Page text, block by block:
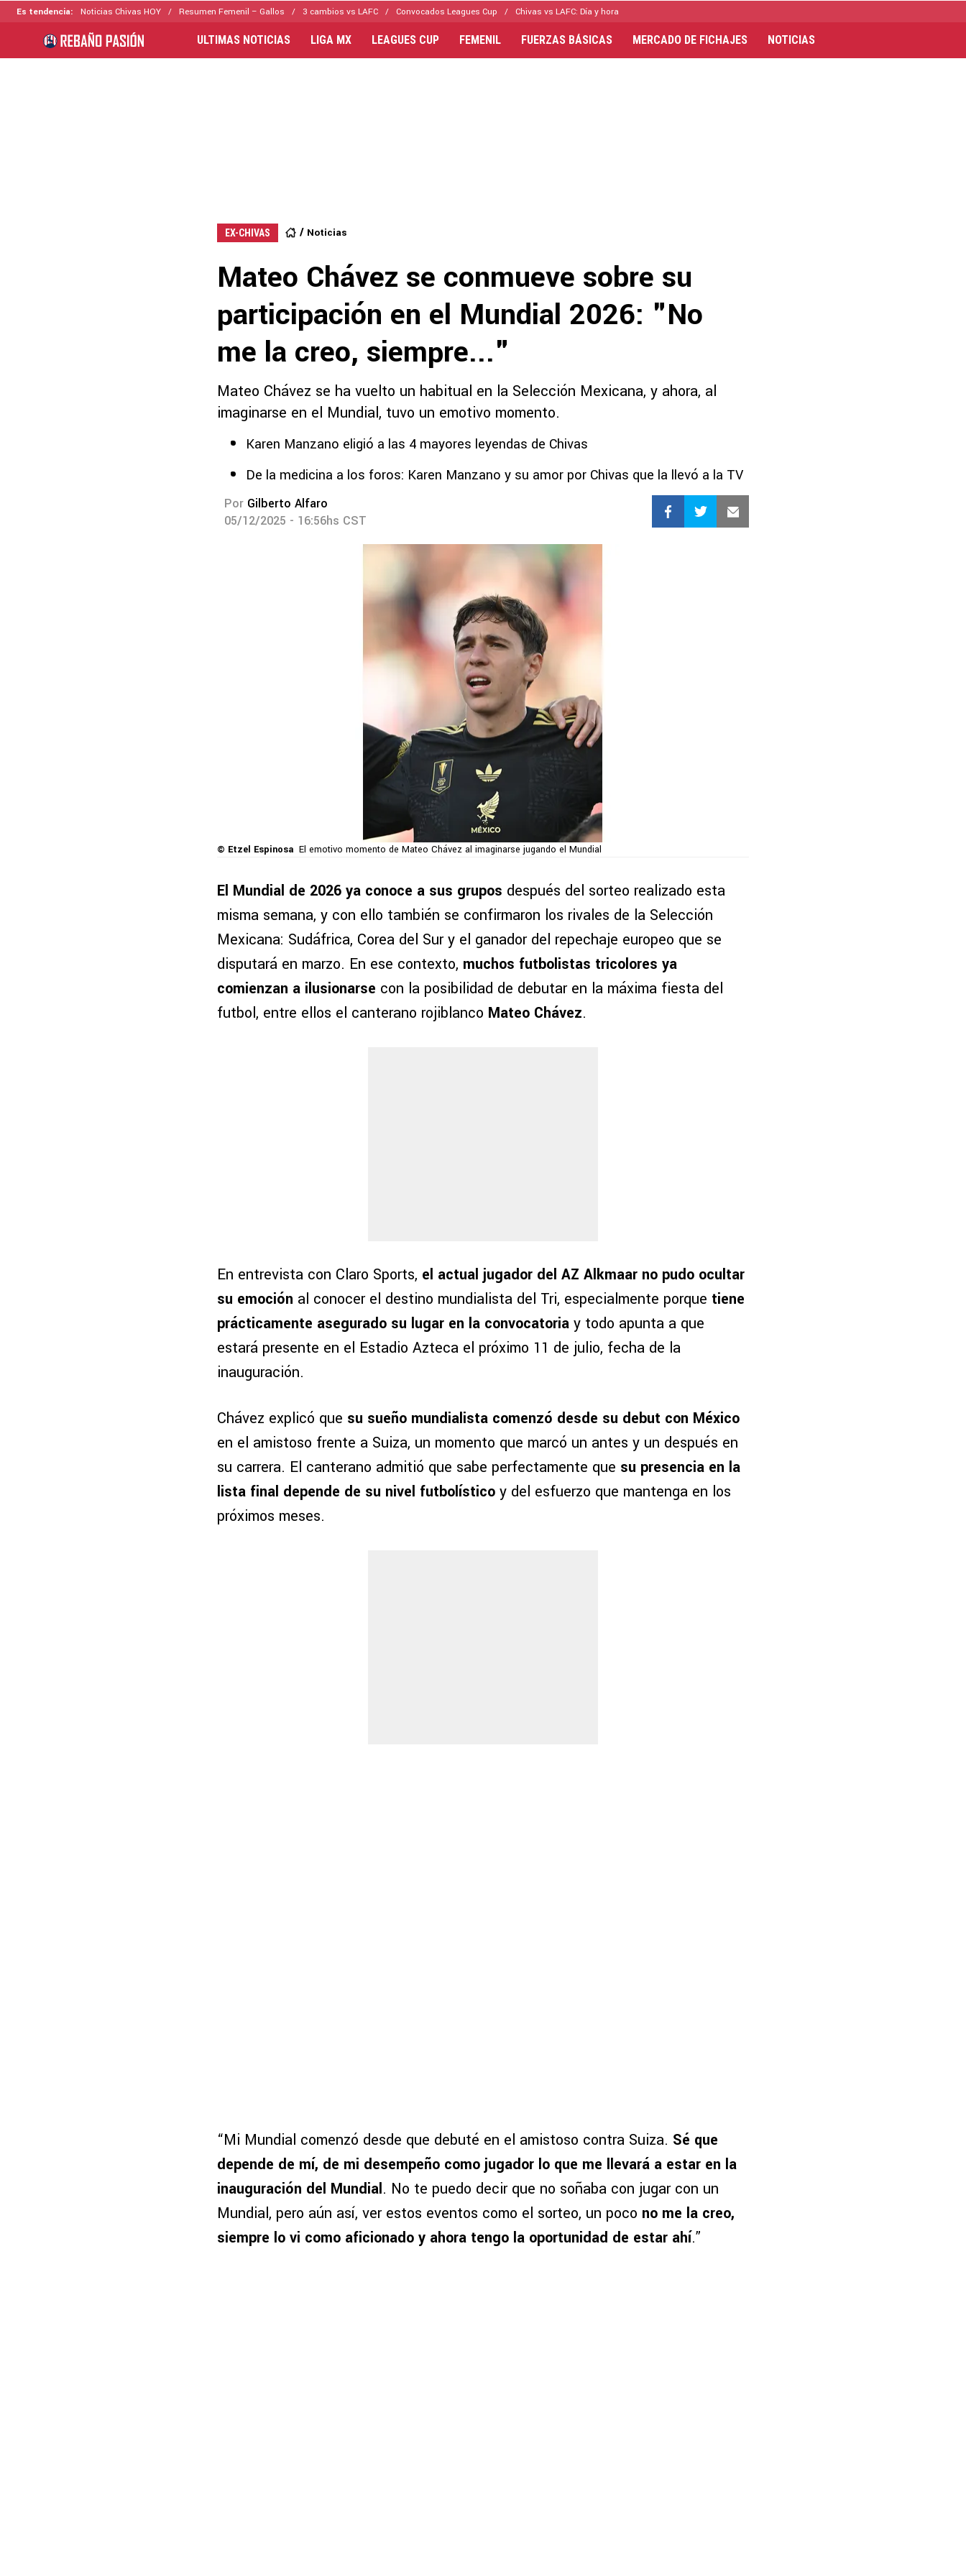
Es tendencia: Noticias Chivas HOY Resumen Femenil – Gallos 3 cambios vs LAFC Convocados Leagues Cup Chivas vs LAFC: Día y hora
ULTIMAS NOTICIAS LIGA MX LEAGUES CUP FEMENIL FUERZAS BÁSICAS MERCADO DE FICHAJES NOTICIAS
EX-CHIVAS Noticias
Mateo Chávez se conmueve sobre su
participación en el Mundial 2026: "No
me la creo, siempre..."
Mateo Chávez se ha vuelto un habitual en la Selección Mexicana, y ahora, al
imaginarse en el Mundial, tuvo un emotivo momento.
Karen Manzano eligió a las 4 mayores leyendas de Chivas
De la medicina a los foros: Karen Manzano y su amor por Chivas que la llevó a la TV
Por Gilberto Alfaro
05/12/2025 - 16:56hs CST
© Etzel Espinosa El emotivo momento de Mateo Chávez al imaginarse jugando el Mundial
El Mundial de 2026 ya conoce a sus grupos después del sorteo realizado esta
misma semana, y con ello también se confirmaron los rivales de la Selección
Mexicana: Sudáfrica, Corea del Sur y el ganador del repechaje europeo que se
disputará en marzo. En ese contexto, muchos futbolistas tricolores ya
comienzan a ilusionarse con la posibilidad de debutar en la máxima fiesta del
futbol, entre ellos el canterano rojiblanco Mateo Chávez.
En entrevista con Claro Sports, el actual jugador del AZ Alkmaar no pudo ocultar
su emoción al conocer el destino mundialista del Tri, especialmente porque tiene
prácticamente asegurado su lugar en la convocatoria y todo apunta a que
estará presente en el Estadio Azteca el próximo 11 de julio, fecha de la
inauguración.
Chávez explicó que su sueño mundialista comenzó desde su debut con México
en el amistoso frente a Suiza, un momento que marcó un antes y un después en
su carrera. El canterano admitió que sabe perfectamente que su presencia en la
lista final depende de su nivel futbolístico y del esfuerzo que mantenga en los
próximos meses.
“Mi Mundial comenzó desde que debuté en el amistoso contra Suiza. Sé que
depende de mí, de mi desempeño como jugador lo que me llevará a estar en la
inauguración del Mundial. No te puedo decir que no soñaba con jugar con un
Mundial, pero aún así, ver estos eventos como el sorteo, un poco no me la creo,
siempre lo vi como aficionado y ahora tengo la oportunidad de estar ahí.”